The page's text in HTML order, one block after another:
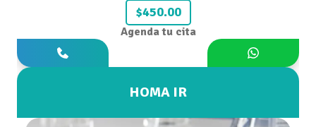
$450.00
Agenda tu cita
HOMA IR